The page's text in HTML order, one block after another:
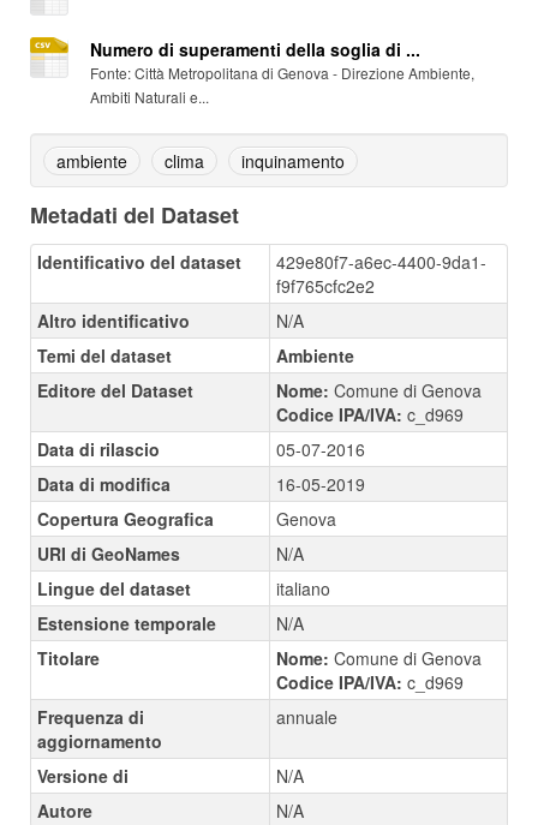
Numero di superamenti della soglia di ...
Fonte: Città Metropolitana di Genova - Direzione Ambiente,
Ambiti Naturali e...
ambiente clima inquinamento
Metadati del Dataset
Identificativo del dataset
429e80f7-a6ec-4400-9da1-
f9f765cfc2e2
Altro identificativo
N/A
Temi del dataset
Ambiente
Editore del Dataset
Nome: Comune di Genova
Codice IPA/IVA: c_d969
Data di rilascio
05-07-2016
Data di modifica
16-05-2019
Copertura Geografica
Genova
URI di GeoNames
N/A
Lingue del dataset
italiano
Estensione temporale
N/A
Titolare
Nome: Comune di Genova
Codice IPA/IVA: c_d969
Frequenza di
aggiornamento
annuale
Versione di
N/A
Autore
N/A